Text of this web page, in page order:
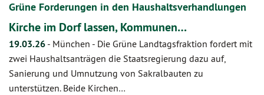
Grüne Forderungen in den Haushaltsverhandlungen
Kirche im Dorf lassen, Kommunen…
19.03.26 - München - Die Grüne Landtagsfraktion fordert mit
zwei Haushaltsanträgen die Staatsregierung dazu auf,
Sanierung und Umnutzung von Sakralbauten zu
unterstützen. Beide Kirchen…